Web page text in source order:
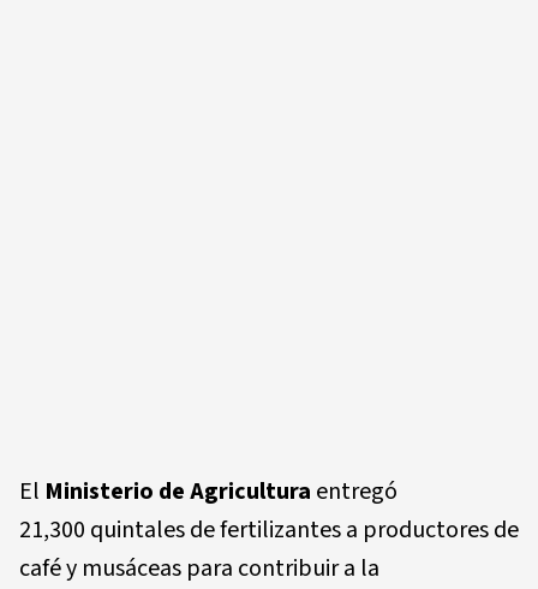
El Ministerio de Agricultura entregó
21,300 quintales de fertilizantes a productores de
café y musáceas para contribuir a la